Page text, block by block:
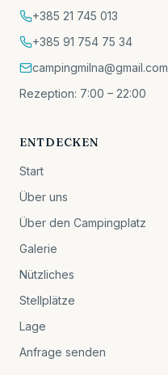
+385 21 745 013
+385 91 754 75 34
campingmilna@gmail.com
Rezeption: 7:00 – 22:00
ENTDECKEN
Start
Über uns
Über den Campingplatz
Galerie
Nützliches
Stellplätze
Lage
Anfrage senden